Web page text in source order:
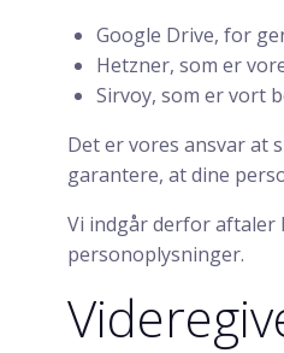
Google Drive, for
Hetzner, som er
Sirvoy, som er vort
Det er vores ansvar at
garantere, at dine
Vi indgår derfor aftaler
personoplysninger.